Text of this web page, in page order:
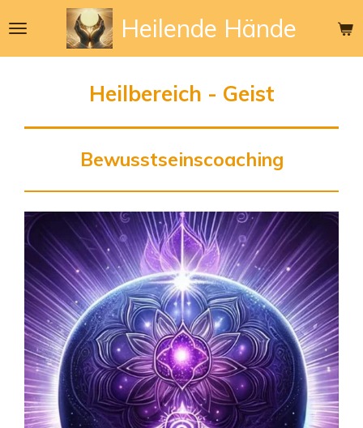
Hauptinhalt
springen
Heilende Hände
Heilbereich - Geist
Bewusstseinscoaching